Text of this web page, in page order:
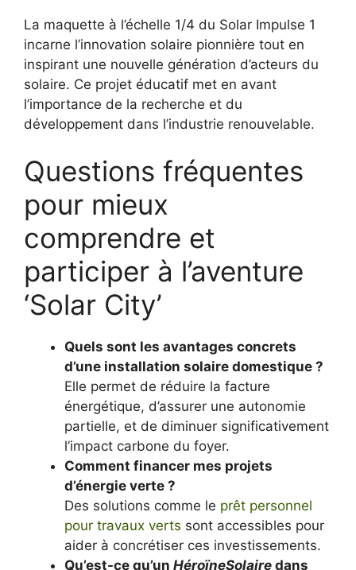
La maquette à l’échelle 1/4 du Solar Impulse 1
incarne l’innovation solaire pionnière tout en
inspirant une nouvelle génération d’acteurs du
solaire. Ce projet éducatif met en avant
l’importance de la recherche et du
développement dans l’industrie renouvelable.
Questions fréquentes
pour mieux
comprendre et
participer à l’aventure
‘Solar City’
Quels sont les avantages concrets
d’une installation solaire domestique ?
Elle permet de réduire la facture
énergétique, d’assurer une autonomie
partielle, et de diminuer significativement
l’impact carbone du foyer.
Comment financer mes projets
d’énergie verte ?
Des solutions comme le prêt personnel
pour travaux verts sont accessibles pour
aider à concrétiser ces investissements.
Qu’est-ce qu’un HéroïneSolaire dans